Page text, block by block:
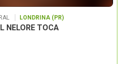
LONDRINA (PR)
NELORE TOCA